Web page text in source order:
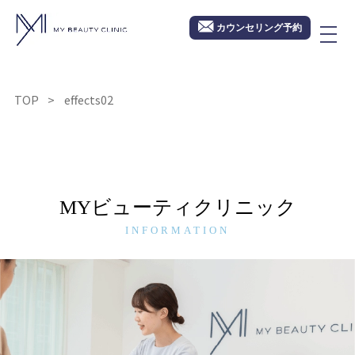
カウンセリング予約
TOP effects02
MYビューティクリニック
INFORMATION